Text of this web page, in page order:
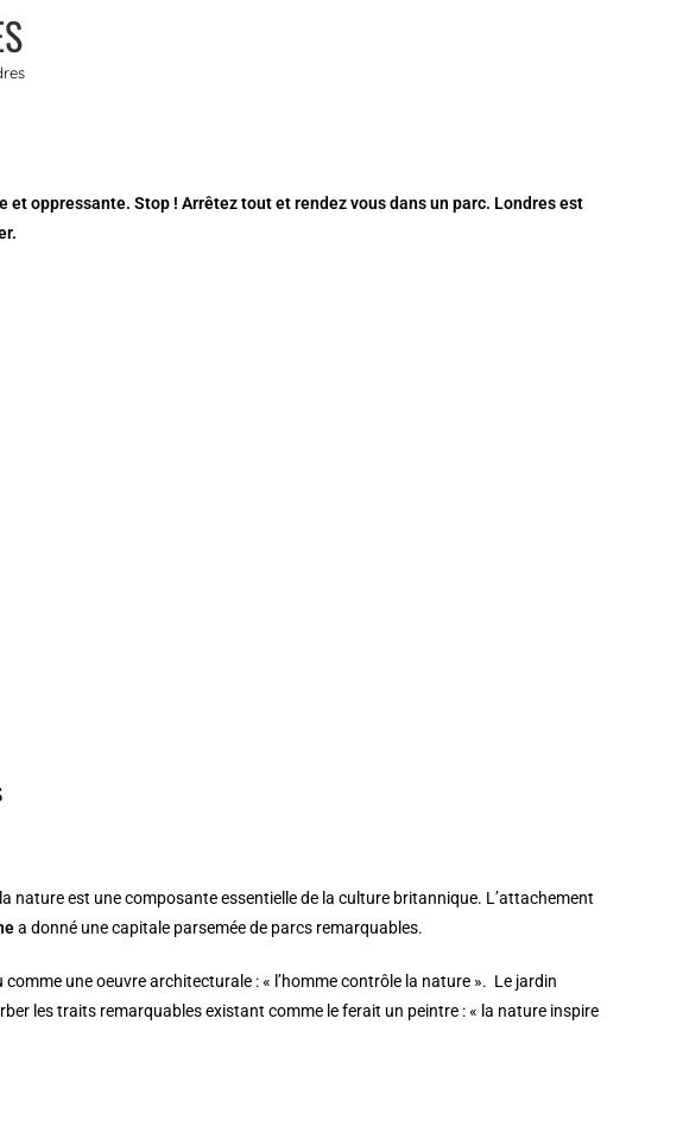
oppressante. Stop ! Arrêtez tout et rendez vous dans un parc. Londres est
nature est une composante essentielle de la culture britannique. L’attachement
a donné une capitale parsemée de parcs remarquables.
une oeuvre architecturale : « l’homme contrôle la nature ». Le jardin
les traits remarquables existant comme le ferait un peintre : « la nature inspire